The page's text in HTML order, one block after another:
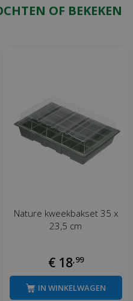
OF BEKEKEN
Nature kweekbakset 35 x
23,5 cm
€ 18,99
IN WINKELWAGEN